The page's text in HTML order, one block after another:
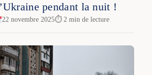
pendant la nuit !
22 novembre 2025⏱ 2 min de lecture